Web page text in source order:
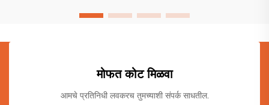
मोफत कोट मिळवा
आमचे प्रतिनिधी लवकरच तुमच्याशी संपर्क साधतील.